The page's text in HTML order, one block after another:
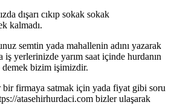
dışarı cıkıp sokak sokak
kalmadı.
semtin yada mahallenin adını yazarak
iş yerlerinizde yarım saat içinde hurdanın
bizim işimizdir.
bir firmaya satmak için yada fiyat gibi soru
atasehirhurdaci.com bizler ulaşarak